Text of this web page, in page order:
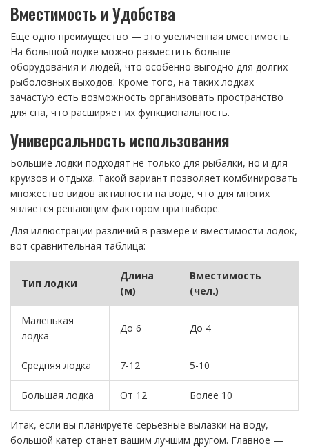
Вместимость и Удобства
Еще одно преимущество — это увеличенная вместимость.
На большой лодке можно разместить больше
оборудования и людей, что особенно выгодно для долгих
рыболовных выходов. Кроме того, на таких лодках
зачастую есть возможность организовать пространство
для сна, что расширяет их функциональность.
Универсальность использования
Большие лодки подходят не только для рыбалки, но и для
круизов и отдыха. Такой вариант позволяет комбинировать
множество видов активности на воде, что для многих
является решающим фактором при выборе.
Для иллюстрации различий в размере и вместимости лодок,
вот сравнительная таблица:
Тип лодки
Длина
(м)
Вместимость
(чел.)
Маленькая
лодка
До 6 До 4
Средняя лодка 7-12 5-10
Большая лодка От 12 Более 10
Итак, если вы планируете серьезные вылазки на воду,
большой катер станет вашим лучшим другом. Главное —